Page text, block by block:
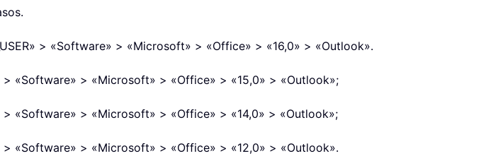
> «Software» > «Microsoft» > «Office» > «16,0» > «Outlook».
> «Software» > «Microsoft» > «Office» > «15,0» > «Outlook»;
> «Software» > «Microsoft» > «Office» > «14,0» > «Outlook»;
> «Software» > «Microsoft» > «Office» > «12,0» > «Outlook».